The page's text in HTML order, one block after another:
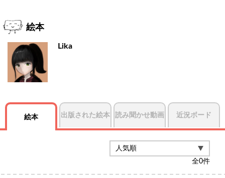
絵本
Lika
絵本 出版された絵本 読み聞かせ動画 近況ボード
全0件